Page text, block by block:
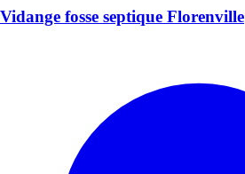
Vidange fosse septique Florenville